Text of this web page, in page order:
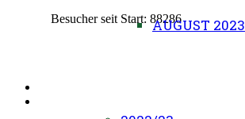
AUGUST 2023
Besucher seit Start:88286